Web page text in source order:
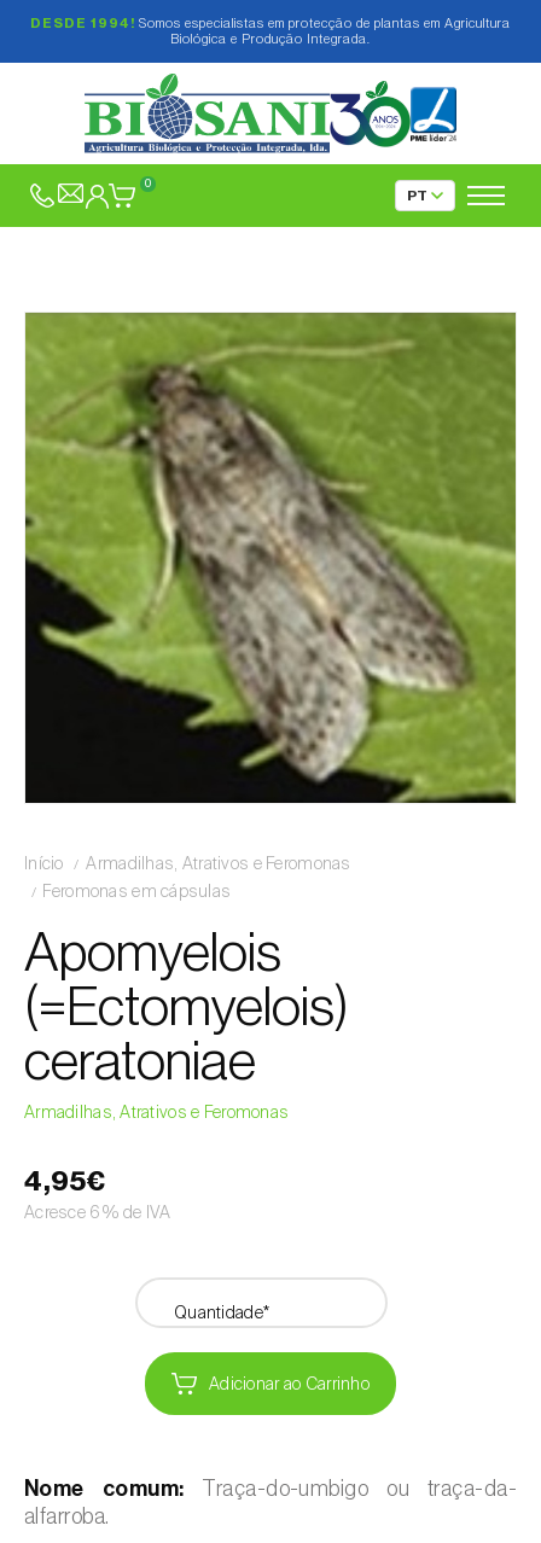
DESDE 1994! Somos especialistas em protecção de plantas em Agricultura
Biológica e Produção Integrada.
0
Início
Armadilhas, Atrativos e Feromonas
Feromonas em cápsulas
Apomyelois
(=Ectomyelois)
ceratoniae
Armadilhas, Atrativos e Feromonas
4,95€
Acresce 6% de IVA
Quantidade*
Adicionar ao Carrinho
Nome comum: Traça-do-umbigo ou traça-da-
alfarroba.